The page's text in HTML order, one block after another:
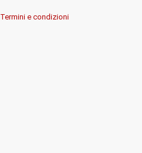
Termini e condizioni